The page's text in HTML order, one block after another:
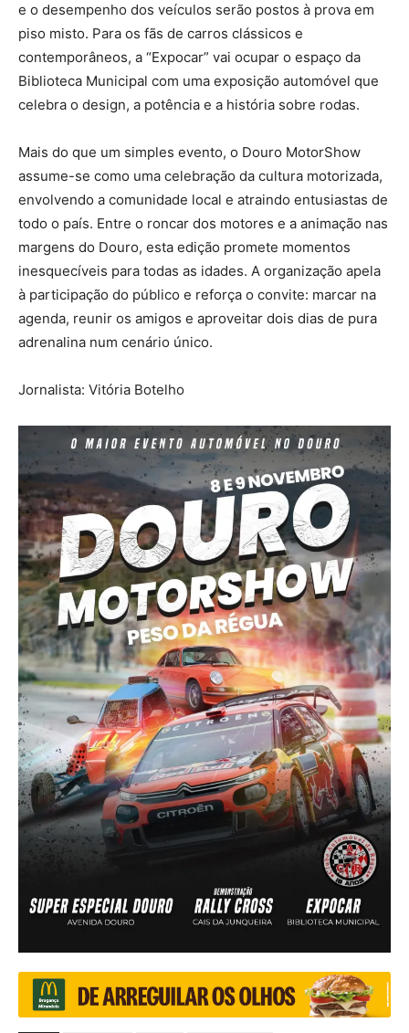
e o desempenho dos veículos serão postos à prova em
piso misto. Para os fãs de carros clássicos e
contemporâneos, a “Expocar” vai ocupar o espaço da
Biblioteca Municipal com uma exposição automóvel que
celebra o design, a potência e a história sobre rodas.
Mais do que um simples evento, o Douro MotorShow
assume-se como uma celebração da cultura motorizada,
envolvendo a comunidade local e atraindo entusiastas de
todo o país. Entre o roncar dos motores e a animação nas
margens do Douro, esta edição promete momentos
inesquecíveis para todas as idades. A organização apela
à participação do público e reforça o convite: marcar na
agenda, reunir os amigos e aproveitar dois dias de pura
adrenalina num cenário único.
Jornalista: Vitória Botelho